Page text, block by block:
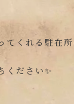
てくれる駐在所
ください✨